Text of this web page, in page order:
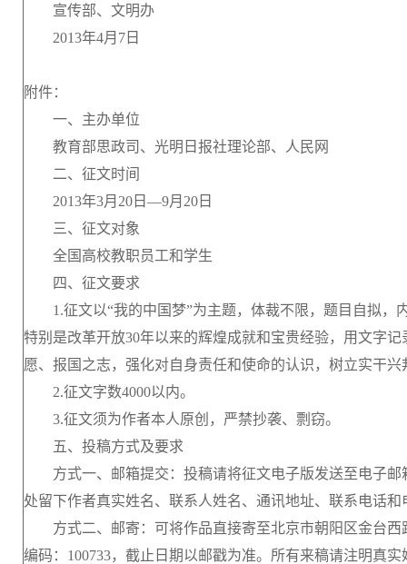
宣传部、文明办
2013年4月7日
附件：
一、主办单位
教育部思政司、光明日报社理论部、人民网
二、征文时间
2013年3月20日—9月20日
三、征文对象
全国高校教职员工和学生
四、征文要求
1.征文以“我的中国梦”为主题，体裁不限，题目自拟，
特别是改革开放30年以来的辉煌成就和宝贵经验，用文字
愿、报国之志，强化对自身责任和使命的认识，树立实干
2.征文字数4000以内。
3.征文须为作者本人原创，严禁抄袭、剽窃。
五、投稿方式及要求
方式一、邮箱提交：投稿请将征文电子版发送至电子邮
处留下作者真实姓名、联系人姓名、通讯地址、联系电话
方式二、邮寄：可将作品直接寄至北京市朝阳区金台西
编码：100733，截止日期以邮戳为准。所有来稿请注明真